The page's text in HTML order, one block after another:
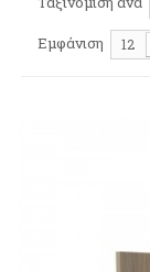
Εμφάνιση 12